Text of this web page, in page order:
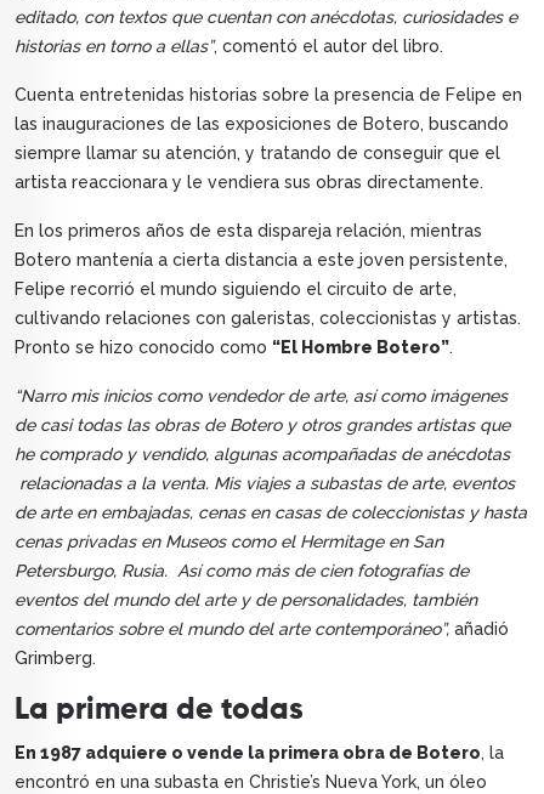
editado, con textos que cuentan con anécdotas, curiosidades e
historias en torno a ellas”, comentó el autor del libro.
Cuenta entretenidas historias sobre la presencia de Felipe en
las inauguraciones de las exposiciones de Botero, buscando
siempre llamar su atención, y tratando de conseguir que el
artista reaccionara y le vendiera sus obras directamente.
En los primeros años de esta dispareja relación, mientras
Botero mantenía a cierta distancia a este joven persistente,
Felipe recorrió el mundo siguiendo el circuito de arte,
cultivando relaciones con galeristas, coleccionistas y artistas.
Pronto se hizo conocido como “El Hombre Botero”.
“Narro mis inicios como vendedor de arte, así como imágenes
de casi todas las obras de Botero y otros grandes artistas que
he comprado y vendido, algunas acompañadas de anécdotas
relacionadas a la venta. Mis viajes a subastas de arte, eventos
de arte en embajadas, cenas en casas de coleccionistas y hasta
cenas privadas en Museos como el Hermitage en San
Petersburgo, Rusia. Así como más de cien fotografías de
eventos del mundo del arte y de personalidades, también
comentarios sobre el mundo del arte contemporáneo”, añadió
Grimberg.
La primera de todas
En 1987 adquiere o vende la primera obra de Botero, la
encontró en una subasta en Christie’s Nueva York, un óleo